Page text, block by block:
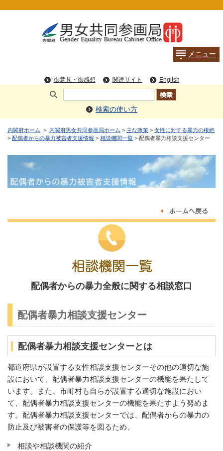
検索の使い方
内閣府ホーム > 内閣府男女共同参画局ホーム > 主な政策 > 女性に対する暴力の根絶
> 配偶者からの暴力被害者支援情報 > 相談機関一覧 > 配偶者暴力相談支援センター
配偶者からの暴力全般に関する相談窓口
配偶者暴力相談支援センター
配偶者暴力相談支援センターとは
都道府県が設置する女性相談支援センターその他の適切な施
設において、配偶者暴力相談支援センターの機能を果たして
います。また、市町村も自らが設置する適切な施設におい
て、配偶者暴力相談支援センターの機能を果たすよう努めま
す。配偶者暴力相談支援センターでは、配偶者からの暴力の
防止及び被害者の保護等を図るため、
相談や相談機関の紹介